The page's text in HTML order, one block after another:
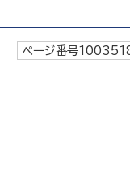
ページ番号